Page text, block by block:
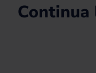
Continua